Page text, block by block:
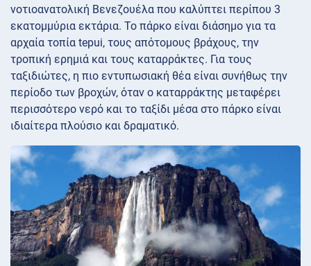
νοτιοανατολική Βενεζουέλα που καλύπτει περίπου 3
εκατομμύρια εκτάρια. Το πάρκο είναι διάσημο για τα
αρχαία τοπία tepui, τους απότομους βράχους, την
τροπική ερημιά και τους καταρράκτες. Για τους
ταξιδιώτες, η πιο εντυπωσιακή θέα είναι συνήθως την
περίοδο των βροχών, όταν ο καταρράκτης μεταφέρει
περισσότερο νερό και το ταξίδι μέσα στο πάρκο είναι
ιδιαίτερα πλούσιο και δραματικό.